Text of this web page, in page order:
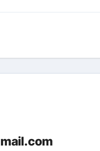
資してる営業39歳サラ
？#Shorts
出す電話の仕方はコレ！